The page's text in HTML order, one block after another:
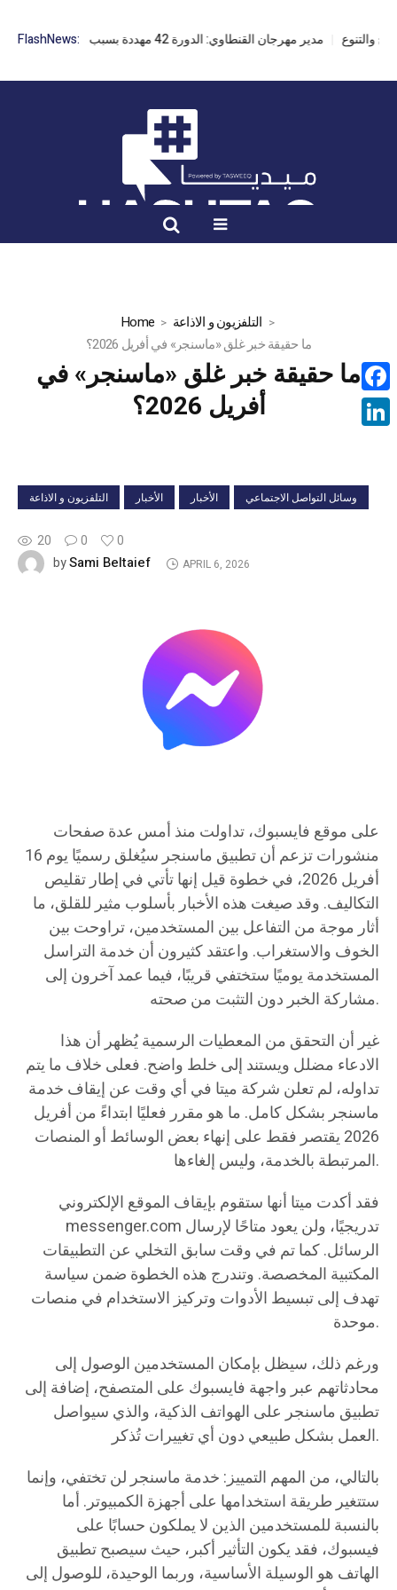
FlashNews: مدير مهرجان القنطاوي: الدورة 42 مهددة بسبب تأخر التراخيص
Home
التلفزيون و الاذاعة
ما حقيقة خبر غلق «ماسنجر» في أفريل 2026؟
ما حقيقة خبر غلق «ماسنجر» في
أفريل 2026؟
التلفزيون و الاذاعة الأخبار الأخبار وسائل التواصل الاجتماعي
20 0
0
bySami Beltaief APRIL 6, 2026
على موقع فايسبوك، تداولت منذ أمس عدة صفحات
منشورات تزعم أن تطبيق ماسنجر سيُغلق رسميًا يوم 16
أفريل 2026، في خطوة قيل إنها تأتي في إطار تقليص
التكاليف. وقد صيغت هذه الأخبار بأسلوب مثير للقلق، ما
أثار موجة من التفاعل بين المستخدمين، تراوحت بين
الخوف والاستغراب. واعتقد كثيرون أن خدمة التراسل
المستخدمة يوميًا ستختفي قريبًا، فيما عمد آخرون إلى
مشاركة الخبر دون التثبت من صحته.
غير أن التحقق من المعطيات الرسمية يُظهر أن هذا
الادعاء مضلل ويستند إلى خلط واضح. فعلى خلاف ما يتم
تداوله، لم تعلن شركة ميتا في أي وقت عن إيقاف خدمة
ماسنجر بشكل كامل. ما هو مقرر فعليًا ابتداءً من أفريل
2026 يقتصر فقط على إنهاء بعض الوسائط أو المنصات
المرتبطة بالخدمة، وليس إلغاءها.
فقد أكدت ميتا أنها ستقوم بإيقاف الموقع الإلكتروني
messenger.com تدريجيًا، ولن يعود متاحًا لإرسال
الرسائل. كما تم في وقت سابق التخلي عن التطبيقات
المكتبية المخصصة. وتندرج هذه الخطوة ضمن سياسة
تهدف إلى تبسيط الأدوات وتركيز الاستخدام في منصات
موحدة.
ورغم ذلك، سيظل بإمكان المستخدمين الوصول إلى
محادثاتهم عبر واجهة فايسبوك على المتصفح، إضافة إلى
تطبيق ماسنجر على الهواتف الذكية، والذي سيواصل
العمل بشكل طبيعي دون أي تغييرات تُذكر.
بالتالي، من المهم التمييز: خدمة ماسنجر لن تختفي، وإنما
ستتغير طريقة استخدامها على أجهزة الكمبيوتر. أما
بالنسبة للمستخدمين الذين لا يملكون حسابًا على
فيسبوك، فقد يكون التأثير أكبر، حيث سيصبح تطبيق
الهاتف هو الوسيلة الأساسية، وربما الوحيدة، للوصول إلى